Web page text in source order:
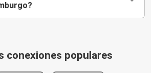
conexiones populares